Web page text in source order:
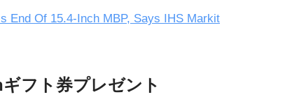
End Of 15.4-Inch MBP, Says IHS Markit
フト券プレゼント